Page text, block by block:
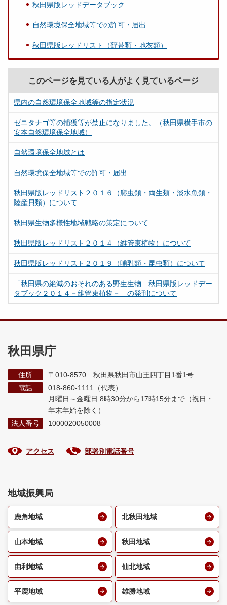
秋田県版レッドデータブック
自然環境保全地域等での許可・届出
秋田県版レッドリスト（蘚苔類・地衣類）
このページを見ている人がよく見ているページ
県内の自然環境保全地域等の指定状況
ゼニタナゴ等の捕獲等が禁止になりました。（秋田県横手市の
安本自然環境保全地域）
自然環境保全地域とは
自然環境保全地域等での許可・届出
秋田県版レッドリスト２０１６（爬虫類・両生類・淡水魚類・
陸産貝類）について
秋田県生物多様性地域戦略の策定について
秋田県版レッドリスト２０１４（維管束植物）について
秋田県版レッドリスト２０１９（哺乳類・昆虫類）について
「秋田県の絶滅のおそれのある野生生物 秋田県版レッドデー
タブック２０１４－維管束植物－」の発刊について
秋田県庁
住所
〒010-8570 秋田県秋田市山王四丁目1番1号
電話
018-860-1111（代表）
月曜日～金曜日 8時30分から17時15分まで （祝日・
年末年始を除く）
法人番号
1000020050008
アクセス 部署別電話番号
地域振興局
鹿角地域 北秋田地域
山本地域 秋田地域
由利地域 仙北地域
平鹿地域 雄勝地域